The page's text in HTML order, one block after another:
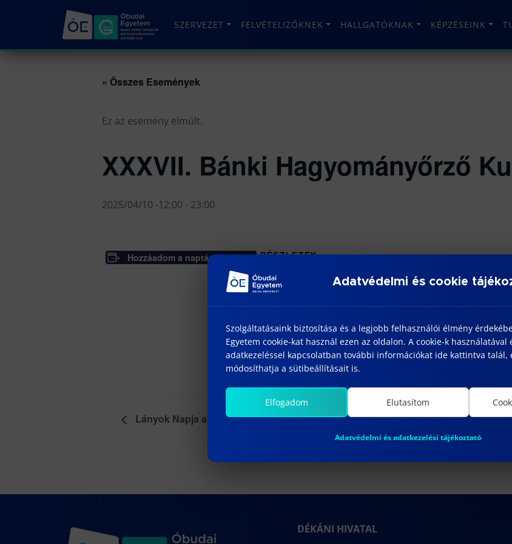
SZERVEZET FELVÉTELIZŐKNEK HALLGATÓKNAK KÉPZÉSEINK
« Összes Események
Ez az esemény elmúlt.
XXXVII. Bánki Hagyományőrző
2025/04/10 -12:00 - 23:00
Hozzáadom a naptáramhoz RÉSZLETEK
2025/04/10
Honlap:
https://www.facebook.c
om/events/11751591273
15455
Lányok Napja a Bánkin
DÉKÁNI HIVATAL
Adatvédelmi és cookie
Szolgáltatásaink biztosítása és a legjobb felhasználói élmény
Egyetem cookie-kat használ ezen az oldalon. A cookie-k használatával
adatkezeléssel kapcsolatban további információkat ide kattintva talál,
módosíthatja a sütibeállításait is.
Elfogadom Elutasítom
Adatvédelmi és adatkezelési tájékoztató